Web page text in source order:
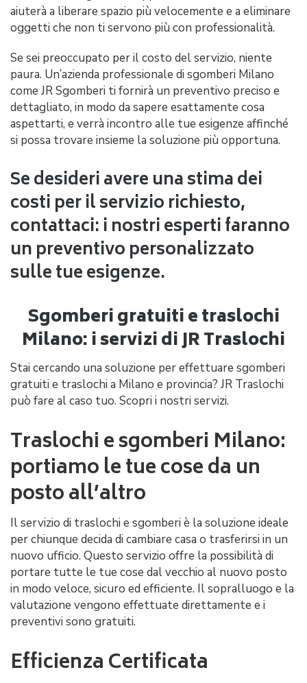
aiuterà a liberare spazio più velocemente e a eliminare
oggetti che non ti servono più con professionalità.
Se sei preoccupato per il costo del servizio, niente
paura. Un’azienda professionale di sgomberi Milano
come JR Sgomberi ti fornirà un preventivo preciso e
dettagliato, in modo da sapere esattamente cosa
aspettarti, e verrà incontro alle tue esigenze affinché
si possa trovare insieme la soluzione più opportuna.
Se desideri avere una stima dei
costi per il servizio richiesto,
contattaci: i nostri esperti faranno
un preventivo personalizzato
sulle tue esigenze.
Sgomberi gratuiti e traslochi
Milano: i servizi di JR Traslochi
Stai cercando una soluzione per effettuare sgomberi
gratuiti e traslochi a Milano e provincia? JR Traslochi
può fare al caso tuo. Scopri i nostri servizi.
Traslochi e sgomberi Milano:
portiamo le tue cose da un
posto all’altro
Il servizio di traslochi e sgomberi è la soluzione ideale
per chiunque decida di cambiare casa o trasferirsi in un
nuovo ufficio. Questo servizio offre la possibilità di
portare tutte le tue cose dal vecchio al nuovo posto
in modo veloce, sicuro ed efficiente. Il sopralluogo e la
valutazione vengono effettuate direttamente e i
preventivi sono gratuiti.
Efficienza Certificata